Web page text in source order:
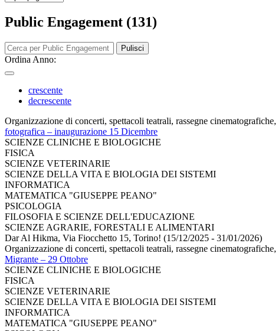
Public Engagement (131)
Pulisci
Ordina Anno:
crescente
decrescente
Organizzazione di concerti, spettacoli teatrali, rassegne
fotografica – inaugurazione 15 Dicembre
SCIENZE CLINICHE E BIOLOGICHE
FISICA
SCIENZE VETERINARIE
SCIENZE DELLA VITA E BIOLOGIA DEI SISTEMI
INFORMATICA
MATEMATICA "GIUSEPPE PEANO"
PSICOLOGIA
FILOSOFIA E SCIENZE DELL'EDUCAZIONE
SCIENZE AGRARIE, FORESTALI E ALIMENTARI
Dar Al Hikma, Via Fiocchetto 15, Torino! (15/12/2025 - 31/01/2026)
Organizzazione di concerti, spettacoli teatrali, rassegne
Migrante – 29 Ottobre
SCIENZE CLINICHE E BIOLOGICHE
FISICA
SCIENZE VETERINARIE
SCIENZE DELLA VITA E BIOLOGIA DEI SISTEMI
INFORMATICA
MATEMATICA "GIUSEPPE PEANO"